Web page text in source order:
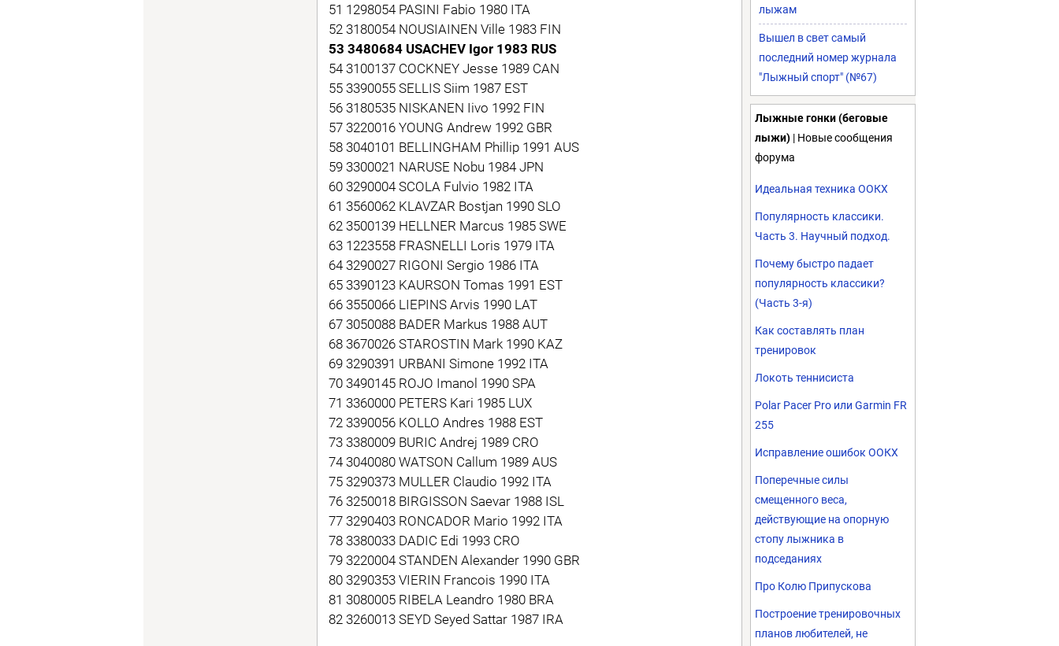
51 1298054 PASINI Fabio 1980 ITA
52 3180054 NOUSIAINEN Ville 1983 FIN
53 3480684 USACHEV Igor 1983 RUS
54 3100137 COCKNEY Jesse 1989 CAN
55 3390055 SELLIS Siim 1987 EST
56 3180535 NISKANEN Iivo 1992 FIN
57 3220016 YOUNG Andrew 1992 GBR
58 3040101 BELLINGHAM Phillip 1991 AUS
59 3300021 NARUSE Nobu 1984 JPN
60 3290004 SCOLA Fulvio 1982 ITA
61 3560062 KLAVZAR Bostjan 1990 SLO
62 3500139 HELLNER Marcus 1985 SWE
63 1223558 FRASNELLI Loris 1979 ITA
64 3290027 RIGONI Sergio 1986 ITA
65 3390123 KAURSON Tomas 1991 EST
66 3550066 LIEPINS Arvis 1990 LAT
67 3050088 BADER Markus 1988 AUT
68 3670026 STAROSTIN Mark 1990 KAZ
69 3290391 URBANI Simone 1992 ITA
70 3490145 ROJO Imanol 1990 SPA
71 3360000 PETERS Kari 1985 LUX
72 3390056 KOLLO Andres 1988 EST
73 3380009 BURIC Andrej 1989 CRO
74 3040080 WATSON Callum 1989 AUS
75 3290373 MULLER Claudio 1992 ITA
76 3250018 BIRGISSON Saevar 1988 ISL
77 3290403 RONCADOR Mario 1992 ITA
78 3380033 DADIC Edi 1993 CRO
79 3220004 STANDEN Alexander 1990 GBR
80 3290353 VIERIN Francois 1990 ITA
81 3080005 RIBELA Leandro 1980 BRA
82 3260013 SEYD Seyed Sattar 1987 IRA
лыжам
Вышел в свет самый
последний номер журнала
"Лыжный спорт" (№67)
Лыжные гонки (беговые
лыжи) | Новые сообщения
форума
Идеальная техника ООКХ
Популярность классики.
Часть 3. Научный подход.
Почему быстро падает
популярность классики?
(Часть 3-я)
Как составлять план
тренировок
Локоть теннисиста
Polar Pacer Pro или Garmin FR
255
Исправление ошибок ООКХ
Поперечные силы
смещенного веса,
действующие на опорную
стопу лыжника в
подседаниях
Про Колю Припускова
Построение тренировочных
планов любителей, не